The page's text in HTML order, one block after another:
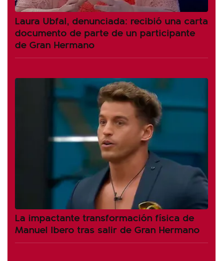
Laura Ubfal, denunciada: recibió una carta
documento de parte de un participante
de Gran Hermano
La impactante transformación física de
Manuel Ibero tras salir de Gran Hermano